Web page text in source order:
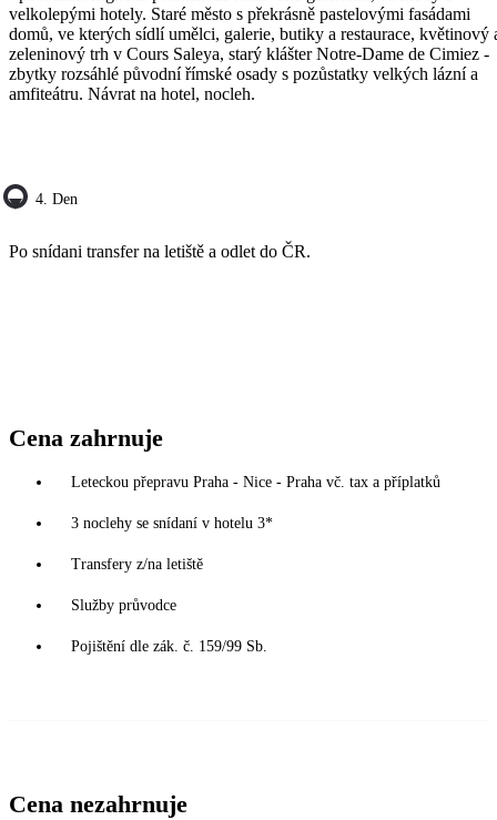
velkolepými hotely. Staré město s překrásně pastelovými fasádami
domů, ve kterých sídlí umělci, galerie, butiky a restaurace, květinový
zeleninový trh v Cours Saleya, starý klášter Notre-Dame de Cimiez -
zbytky rozsáhlé původní římské osady s pozůstatky velkých lázní a
amfiteátru. Návrat na hotel, nocleh.
4. Den
Po snídani transfer na letiště a odlet do ČR.
Cena zahrnuje
Leteckou přepravu Praha - Nice - Praha vč. tax a příplatků
3 noclehy se snídaní v hotelu 3*
Transfery z/na letiště
Služby průvodce
Pojištění dle zák. č. 159/99 Sb.
Cena nezahrnuje